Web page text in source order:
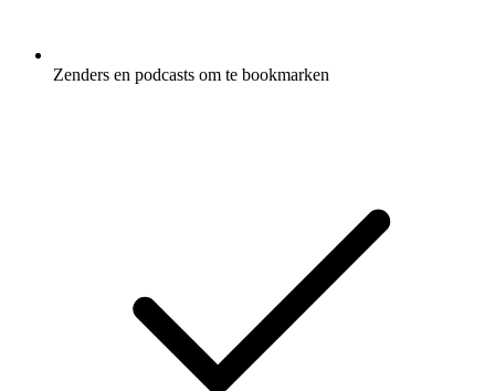
Zenders en podcasts om te bookmarken